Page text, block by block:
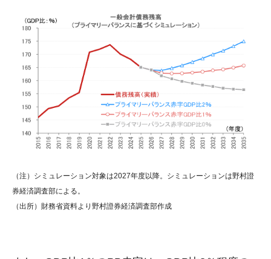
（注）シミュレーション対象は2027年度以降。シミュレーションは野村證
券経済調査部による。
（出所）財務省資料より野村證券経済調査部作成